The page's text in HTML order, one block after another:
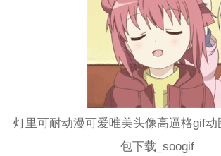
灯里可耐动漫可爱唯美头像高逼格gif动
包下载_soogif